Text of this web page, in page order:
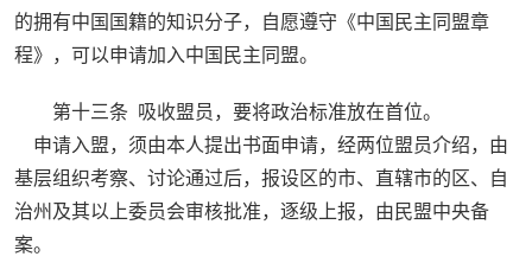
的拥有中国国籍的知识分子，自愿遵守《中国民主同盟章
程》，可以申请加入中国民主同盟。
第十三条 吸收盟员，要将政治标准放在首位。
申请入盟，须由本人提出书面申请，经两位盟员介绍，由
基层组织考察、讨论通过后，报设区的市、直辖市的区、自
治州及其以上委员会审核批准，逐级上报，由民盟中央备
案。